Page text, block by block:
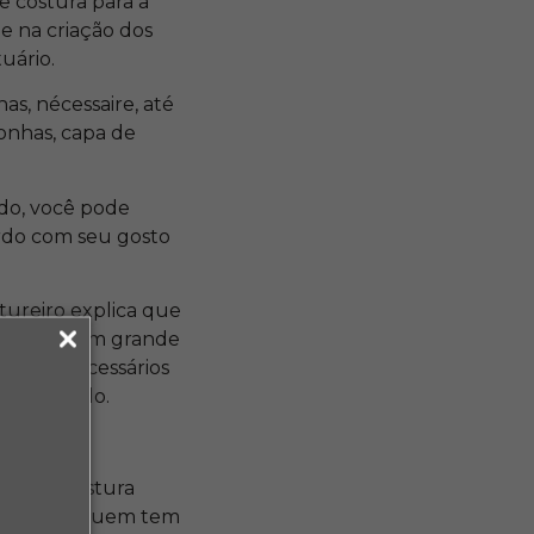
na criação dos
nécessaire, até
capa de
você pode
com seu gosto
explica que
para um grande
necessários
exemplo.
de Costura
para quem tem